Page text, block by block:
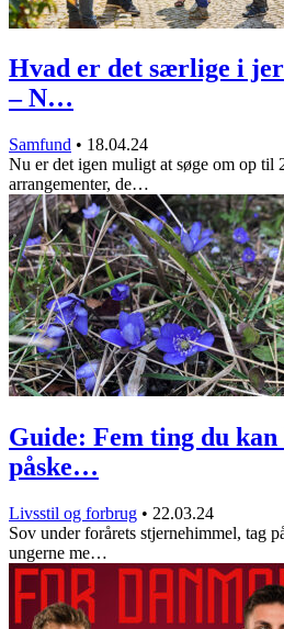
Hvad er det særlige i
– N…
Samfund • 18.04.24
Nu er det igen muligt at søge om op til
arrangementer, de…
Guide: Fem ting du
påske…
Livsstil og forbrug • 22.03.24
Sov under forårets stjernehimmel, tag
ungerne me…